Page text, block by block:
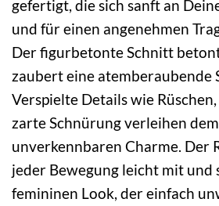
gefertigt, die sich sanft an
und für einen angenehmen
Der figurbetonte Schnitt
zaubert eine atemberaubende
Verspielte Details wie
zarte Schnürung verleihen
unverkennbaren Charme. Der
jeder Bewegung leicht mit und
femininen Look, der einfach